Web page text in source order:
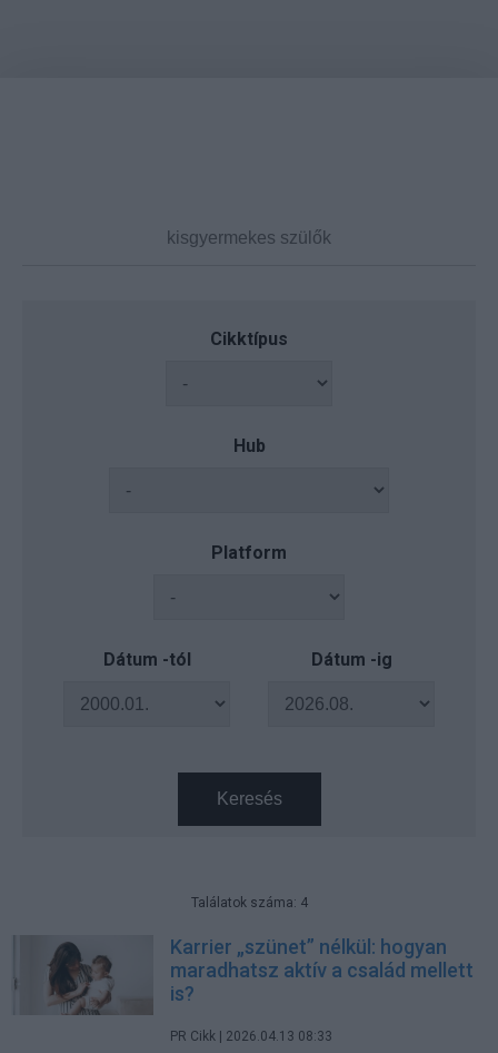
Cikktípus
Hub
Platform
Dátum -tól Dátum -ig
Keresés
Találatok száma: 4
Karrier „szünet” nélkül: hogyan
maradhatsz aktív a család mellett
is?
PR Cikk | 2026.04.13 08:33